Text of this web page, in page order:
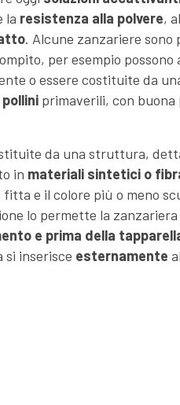
la resistenza alla polvere,
. Alcune zanzariere sono
per esempio possono
o essere costituite da
polliniprimaverili, con buona
da una struttura,
in materiali sintetici o
fitta e il colore più o meno
lo permette la
e prima della
si inserisce esternamente